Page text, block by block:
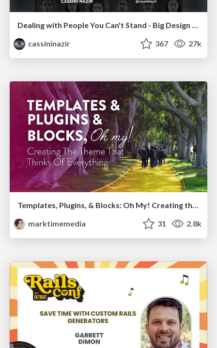
Dealing with People You Can't Stand - Big Design 2015
cassininazir
367 27k
Templates, Plugins, & Blocks: Oh My! Creating the theme that thinks of everything
marktimemedia
31 2.8k